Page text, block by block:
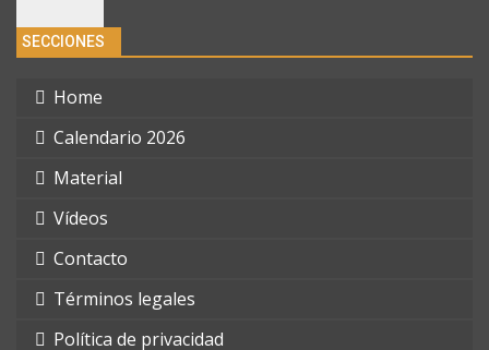
SECCIONES
Home
Calendario 2026
Material
Vídeos
Contacto
Términos legales
Política de privacidad